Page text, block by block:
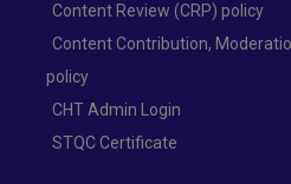
Content Review (CRP) policy
Content Contribution,
policy
CHT Admin Login
STQC Certificate